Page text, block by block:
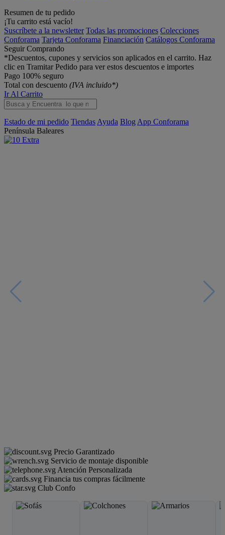
Resumen de tu pedido
¡Tu carrito está vacío!
Suscríbete a la newsletter Todas las promociones Colecciones
Conforama Tarjeta Conforama Financiación Catálogos Conforama
Seguir Comprando
*Descuentos, cupones y servicios son aplicados en el carrito. Haz
clic en Tramitar Pedido para ver estos descuentos e importes
Pago 100% seguro
Total con descuento (IVA incluido*)
Ir Al Carrito
Estado de mi pedido Tiendas Ayuda Blog App Conforama
Península Baleares
Precio Garantizado
Servicio de montaje disponible
Atención Personalizada
Financia tus compras fácilmente
Club Confo